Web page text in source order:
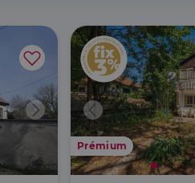
Prémium
a weboldal
hogy a
amelyet a
hogy a tárolt